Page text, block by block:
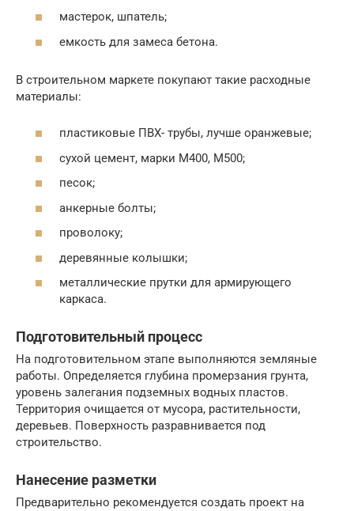
мастерок, шпатель;
емкость для замеса бетона.
В строительном маркете покупают такие расходные
материалы:
пластиковые ПВХ- трубы, лучше оранжевые;
сухой цемент, марки М400, М500;
песок;
анкерные болты;
проволоку;
деревянные колышки;
металлические прутки для армирующего
каркаса.
Подготовительный процесс
На подготовительном этапе выполняются земляные
работы. Определяется глубина промерзания грунта,
уровень залегания подземных водных пластов.
Территория очищается от мусора, растительности,
деревьев. Поверхность разравнивается под
строительство.
Нанесение разметки
Предварительно рекомендуется создать проект на